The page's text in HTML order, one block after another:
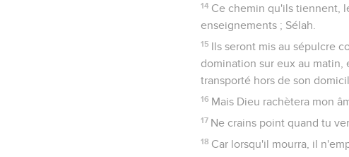
14 Ce chemin qu'ils tiennent,
enseignements ; Sélah.
15 Ils seront mis au sépulcre
domination sur eux au matin,
transporté hors de son
16 Mais Dieu rachètera mon
17 Ne crains point quand tu
18 Car lorsqu'il mourra, il